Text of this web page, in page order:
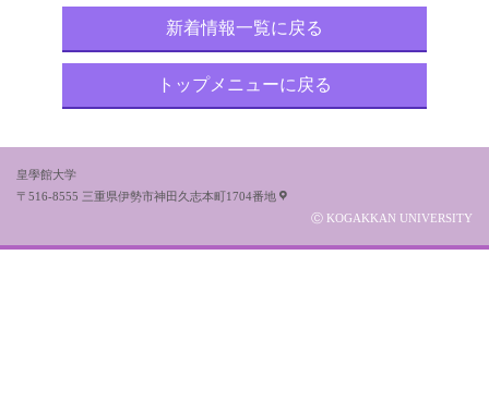
新着情報一覧に戻る
トップメニューに戻る
皇學館大学
〒516-8555 三重県伊勢市神田久志本町1704番地
Ⓒ KOGAKKAN UNIVERSITY